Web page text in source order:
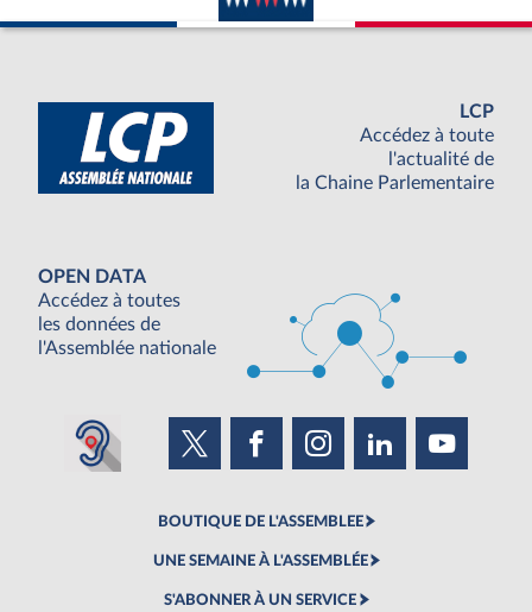
LCP
Accédez à toute
l'actualité de
la Chaine Parlementaire
OPEN DATA
Accédez à toutes
les données de
l'Assemblée nationale
BOUTIQUE DE L'ASSEMBLEE
UNE SEMAINE À L'ASSEMBLÉE
S'ABONNER À UN SERVICE